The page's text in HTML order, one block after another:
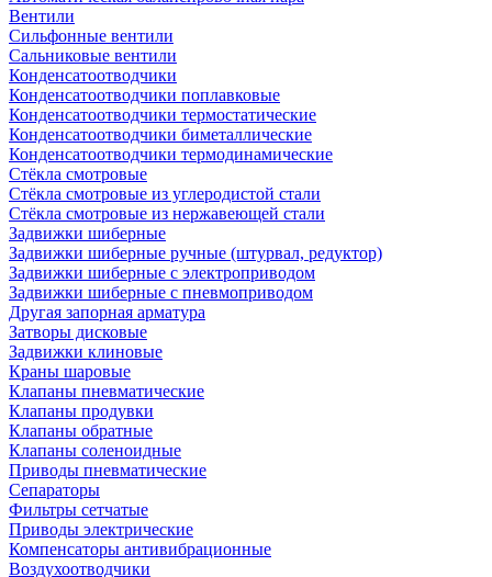
Вентили
Сильфонные вентили
Сальниковые вентили
Конденсатоотводчики
Конденсатоотводчики поплавковые
Конденсатоотводчики термостатические
Конденсатоотводчики биметаллические
Конденсатоотводчики термодинамические
Стёкла смотровые
Стёкла смотровые из углеродистой стали
Стёкла смотровые из нержавеющей стали
Задвижки шиберные
Задвижки шиберные ручные (штурвал, редуктор)
Задвижки шиберные с электроприводом
Задвижки шиберные с пневмоприводом
Другая запорная арматура
Затворы дисковые
Задвижки клиновые
Краны шаровые
Клапаны пневматические
Клапаны продувки
Клапаны обратные
Клапаны соленоидные
Приводы пневматические
Сепараторы
Фильтры сетчатые
Приводы электрические
Компенсаторы антивибрационные
Воздухоотводчики